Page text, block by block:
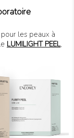
les peaux à
LUMILIGHT PEEL,